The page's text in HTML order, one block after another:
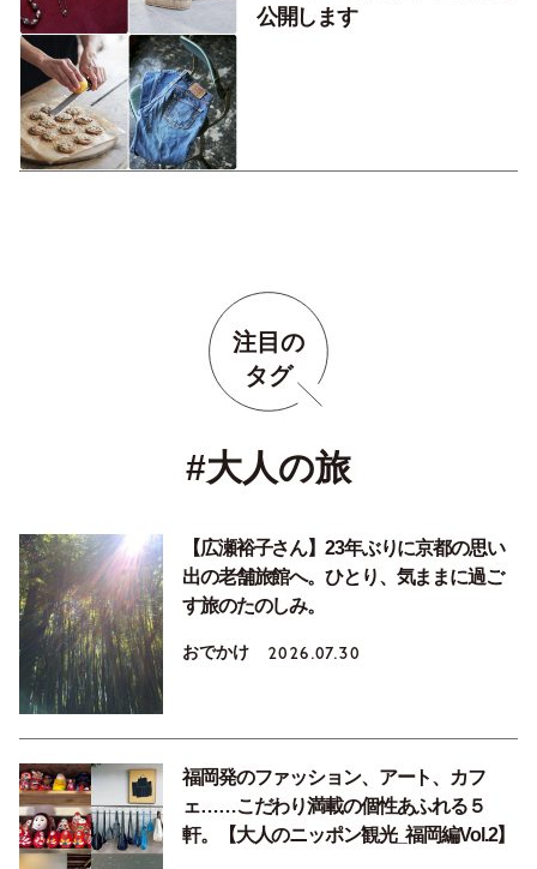
公開します
注目の
タグ
#大人の旅
【広瀬裕子さん】23年ぶりに京都の思い
出の老舗旅館へ。ひとり、気ままに過ご
す旅のたのしみ。
おでかけ 2026.07.30
福岡発のファッション、アート、カフ
ェ……こだわり満載の個性あふれる５
軒。【大人のニッポン観光_福岡編Vol.2】